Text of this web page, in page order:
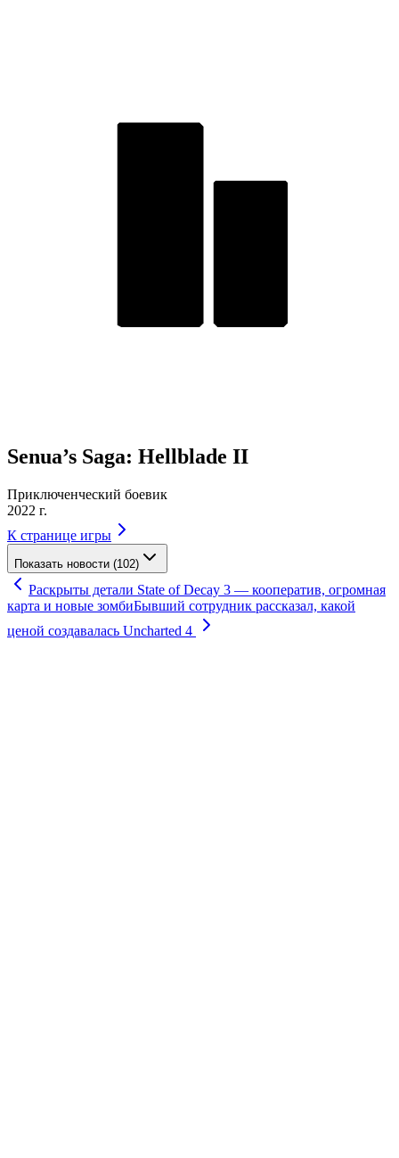
Senua’s Saga: Hellblade II
Приключенческий боевик
2022 г.
К странице игры
Показать новости (102)
Раскрыты детали State of Decay 3 — кооператив, огромная
карта и новые зомбиБывший сотрудник рассказал, какой
ценой создавалась Uncharted 4